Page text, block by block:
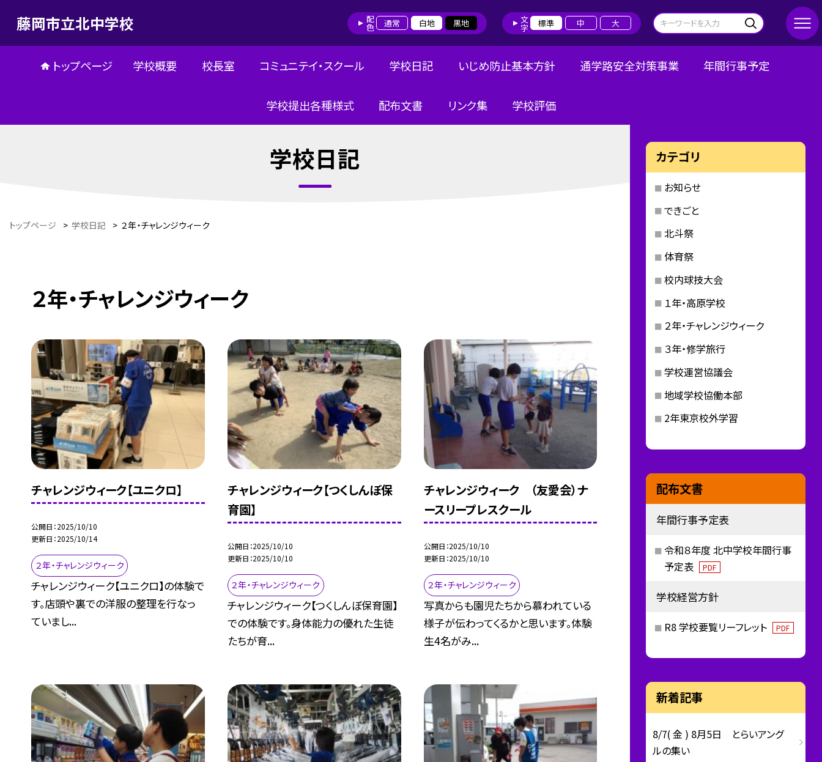
藤岡市立北中学校 配色 通常 白地 黒地 文字 標準 中 大
トップページ 学校概要 校長室 コミュニテイ・スクール 学校日記 いじめ防止基本方針 通学路安全対策事業 年間行事予定
学校提出各種様式 配布文書 リンク集 学校評価
学校日記
トップページ > 学校日記 > ２年・チャレンジウィーク
２年・チャレンジウィーク
チャレンジウィーク【ユニクロ】
公開日 2025/10/10
更新日 2025/10/14
２年・チャレンジウィーク
チャレンジウィーク【ユニクロ】の体験で
す。店頭や裏での洋服の整理を行なっ
ていまし...
チャレンジウィーク【つくしんぼ保
育園】
公開日 2025/10/10
更新日 2025/10/10
２年・チャレンジウィーク
チャレンジウィーク【つくしんぼ保育園】
での体験です。身体能力の優れた生徒
たちが育...
チャレンジウィーク （友愛会）ナ
ースリープレスクール
公開日 2025/10/10
更新日 2025/10/10
２年・チャレンジウィーク
写真からも園児たちから慕われている
様子が伝わってくるかと思います。体験
生4名がみ...
カテゴリ
お知らせ
できごと
北斗祭
体育祭
校内球技大会
１年・高原学校
２年・チャレンジウィーク
３年・修学旅行
学校運営協議会
地域学校協働本部
2年東京校外学習
配布文書
年間行事予定表
令和８年度 北中学校年間行事
予定表
PDF
学校経営方針
R8 学校要覧リーフレット PDF
新着記事
8/7( 金 ) 8月5日 とらいアング
ルの集い